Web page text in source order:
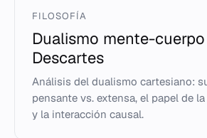
FILOSOFÍA
Dualismo mente-
Descartes
Análisis del dualismo cartesiano:
pensante vs. extensa, el papel de
y la interacción causal.